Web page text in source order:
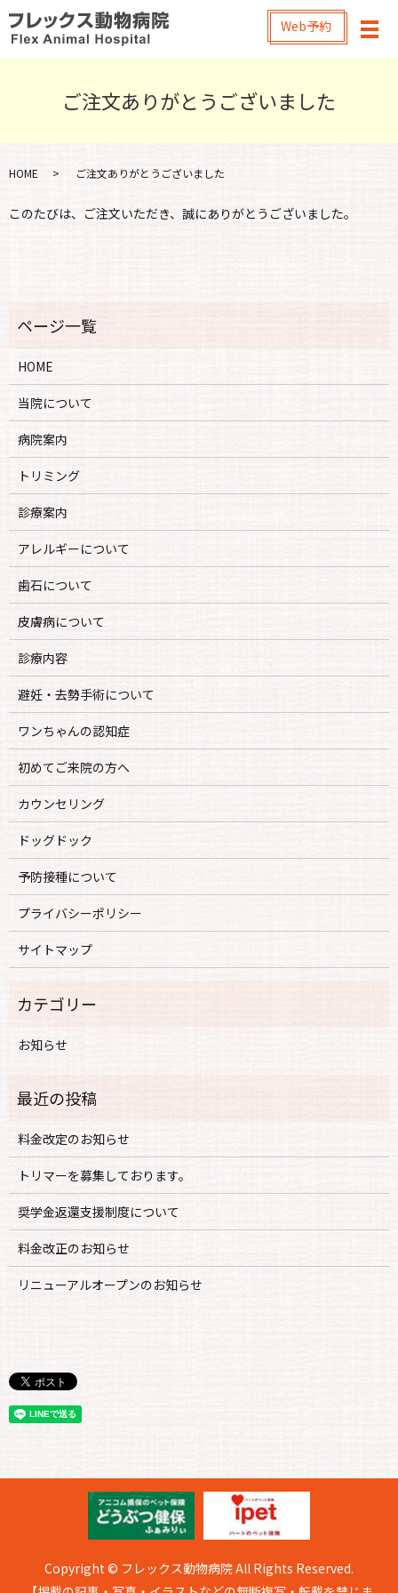
Web予約
メ
ご注文ありがとうございました
HOME ご注文ありがとうございました
このたびは、ご注文いただき、誠にありがとうございました。
HOME
当院について
病院案内
トリミング
診療案内
アレルギーについて
歯石について
皮膚病について
診療内容
避妊・去勢手術について
ワンちゃんの認知症
初めてご来院の方へ
カウンセリング
ドッグドック
予防接種について
プライバシーポリシー
サイトマップ
お知らせ
料金改定のお知らせ
トリマーを募集しております。
奨学金返還支援制度について
料金改正のお知らせ
リニューアルオープンのお知らせ
Copyright © フレックス動物病院 All Rights Reserved.